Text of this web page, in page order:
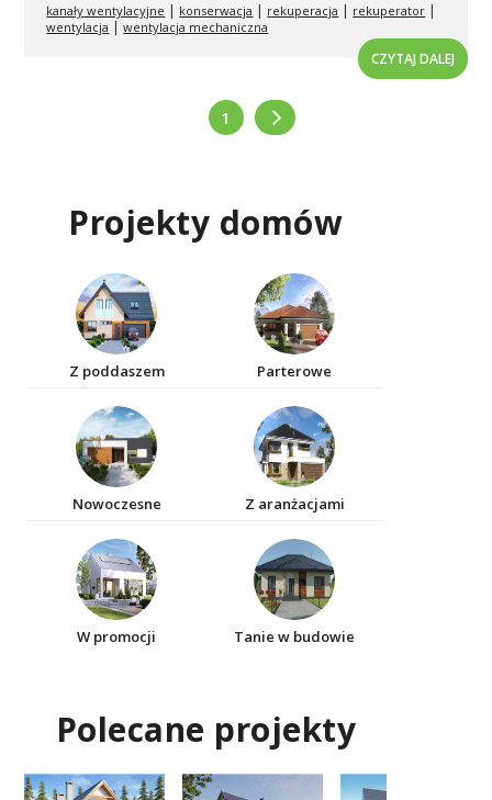
kanały wentylacyjne | konserwacja | rekuperacja | rekuperator |
wentylacja |wentylacja mechaniczna
CZYTAJ DALEJ
1
Projekty domów
Z poddaszem Parterowe
Nowoczesne Z aranżacjami
W promocji Tanie w budowie
Polecane projekty